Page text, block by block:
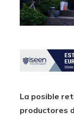
La posible
productores